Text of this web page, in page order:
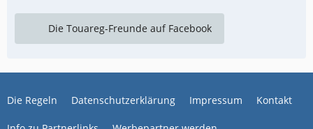
Die Touareg-Freunde auf Facebook
Die Regeln Datenschutzerklärung Impressum Kontakt